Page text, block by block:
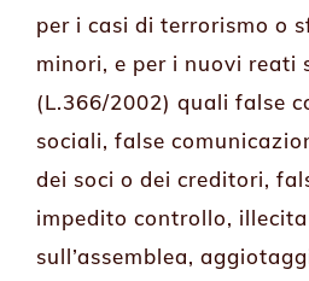
per i casi di terrorismo o
minori, e per i nuovi reati
(L.366/2002) quali false
sociali, false
dei soci o dei creditori,
impedito controllo,
sull’assemblea,